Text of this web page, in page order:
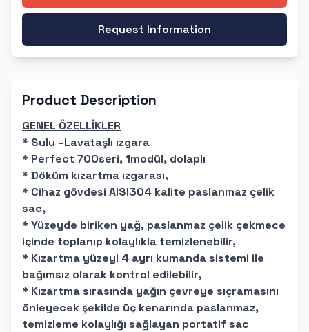
Request Information
Product Description
GENEL ÖZELLİKLER
* Sulu –Lavataşlı ızgara
* Perfect 700seri, 1modül, dolaplı
* Döküm kızartma ızgarası,
* Cihaz gövdesi AISI304 kalite paslanmaz çelik
sac,
* Yüzeyde biriken yağ, paslanmaz çelik çekmece
içinde toplanıp kolaylıkla temizlenebilir,
* Kızartma yüzeyi 4 ayrı kumanda sistemi ile
bağımsız olarak kontrol edilebilir,
* Kızartma sırasında yağın çevreye sıçramasını
önleyecek şekilde üç kenarında paslanmaz,
temizleme kolaylığı sağlayan portatif sac